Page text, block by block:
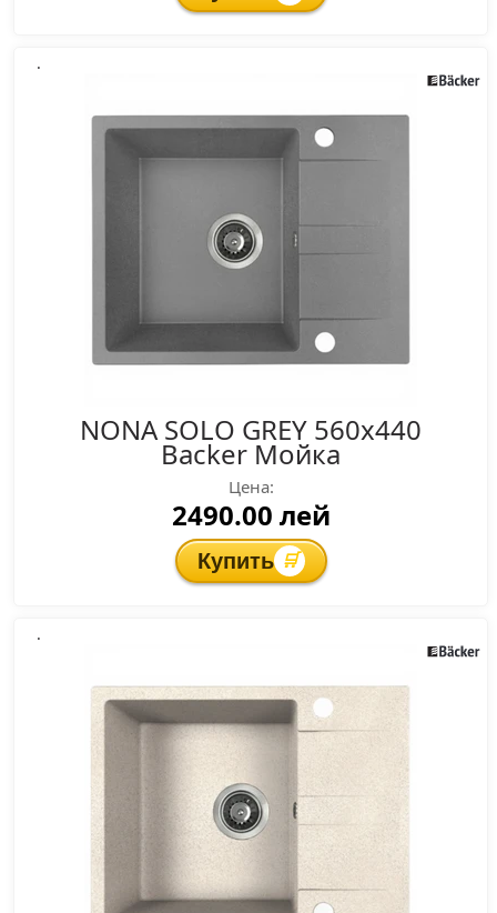
.
NONA SOLO GREY 560x440
Backer Мойка
Цена:
2490.00 лей
Купить 🛒
.